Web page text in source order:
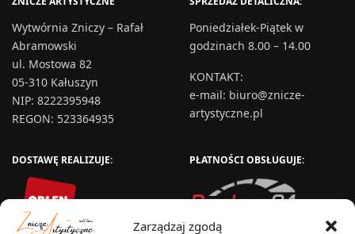
Zarządzaj zgodą
Wytwórnia Zniczy – Rafał
Abramowski
ul. Mostowa 82
05-310 Kałuszyn
NIP: 8222395948
REGON: 523364935
Poniedziałek-Piątek w
godzinach 8.00 – 14.00
KONTAKT:
e-mail: biuro@znicze-
artystyczne.pl
DOSTAWĘ REALIZUJE: PŁATNOŚCI OBSŁUGUJE: